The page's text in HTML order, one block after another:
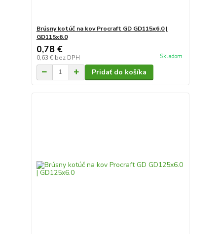
Brúsny kotúč na kov Procraft GD GD115x6.0 |
GD115x6.0
0,78 €
0,63 € bez DPH Skladom
Pridať do košíka